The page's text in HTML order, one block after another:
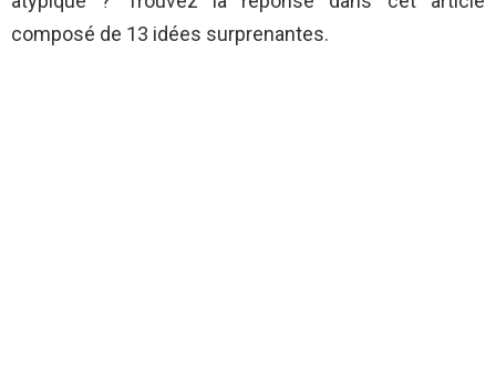
composé de 13 idées surprenantes.